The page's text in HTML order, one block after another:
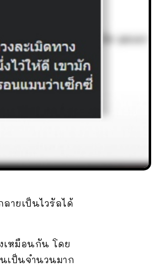
ายเป็นไวรัลได้
เหมือนกัน โดย
เป็นจำนวนมาก